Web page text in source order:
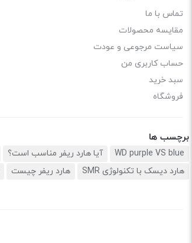
تماس با ما
مقایسه محصولات
سیاست مرجوعی و عودت
حساب کاربری من
سبد خرید
فروشگاه
برچسب ها
WD purple VS blue آیا هارد ریفر مناسب است؟
هارد دیسک با تکنولوژی SMR
هارد ریفر چیست